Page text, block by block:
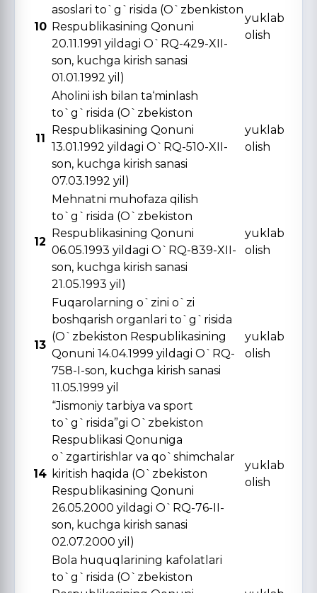
10
asoslari to`g`risida (O`zbenkiston
Respublikasining Qonuni
20.11.1991 yildagi O`RQ-429-XII-
son, kuchga kirish sanasi
01.01.1992 yil)
yuklab
olish
11
Aholini ish bilan ta‘minlash
to`g`risida (O`zbekiston
Respublikasining Qonuni
13.01.1992 yildagi O`RQ-510-XII-
son, kuchga kirish sanasi
07.03.1992 yil)
yuklab
olish
12
Mehnatni muhofaza qilish
to`g`risida (O`zbekiston
Respublikasining Qonuni
06.05.1993 yildagi O`RQ-839-XII-
son, kuchga kirish sanasi
21.05.1993 yil)
yuklab
olish
13
Fuqarolarning o`zini o`zi
boshqarish organlari to`g`risida
(O`zbekiston Respublikasining
Qonuni 14.04.1999 yildagi O`RQ-
758-I-son, kuchga kirish sanasi
11.05.1999 yil
yuklab
olish
14
“Jismoniy tarbiya va sport
to`g`risida”gi O`zbekiston
Respublikasi Qonuniga
o`zgartirishlar va qo`shimchalar
kiritish haqida (O`zbekiston
Respublikasining Qonuni
26.05.2000 yildagi O`RQ-76-II-
son, kuchga kirish sanasi
02.07.2000 yil)
yuklab
olish
Bola huquqlarining kafolatlari
to`g`risida (O`zbekiston